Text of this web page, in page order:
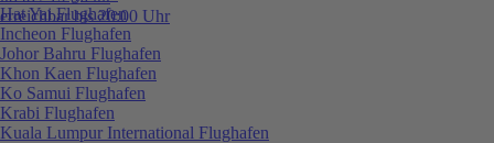
erreichbar bis 20:00 Uhr
Hat Yai Flughafen
Incheon Flughafen
Johor Bahru Flughafen
Khon Kaen Flughafen
Ko Samui Flughafen
Krabi Flughafen
Kuala Lumpur International Flughafen